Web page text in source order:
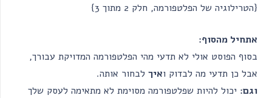
{הטרילוגיה של הפלטפורמה, חלק 2 מתוך 3}
אתחיל מהסוף:
בסוף הפוסט אולי לא תדעי מהי הפלטפורמה המדויקת עבורך,
אבל כן תדעי מה לבדוק ואיך לבחור אותה.
וגם: יכול להיות שפלטפורמה מסוימת לא מתאימה לעסק שלך